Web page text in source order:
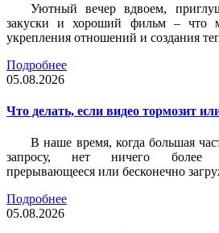
Уютный вечер вдвоем,
закуски и хороший фильм – что
укрепления отношений и создания
Подробнее
05.08.2026
Что делать, если видео тормозит
В наше время, когда большая
запросу, нет ничего более
прерывающееся или бесконечно
Подробнее
05.08.2026